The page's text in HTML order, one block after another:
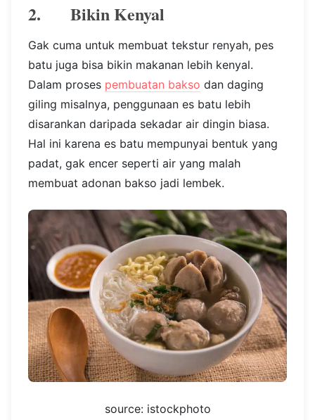
2. Bikin Kenyal
Gak cuma untuk membuat tekstur renyah, pes
batu juga bisa bikin makanan lebih kenyal.
Dalam proses pembuatan bakso dan daging
giling misalnya, penggunaan es batu lebih
disarankan daripada sekadar air dingin biasa.
Hal ini karena es batu mempunyai bentuk yang
padat, gak encer seperti air yang malah
membuat adonan bakso jadi lembek.
source: istockphoto